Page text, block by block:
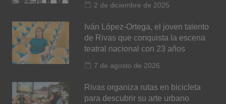
2 de diciembre de 2025
Iván López-Ortega, el joven talento
de Rivas que conquista la escena
teatral nacional con 23 años
7 de agosto de 2026
Rivas organiza rutas en bicicleta
para descubrir su arte urbano